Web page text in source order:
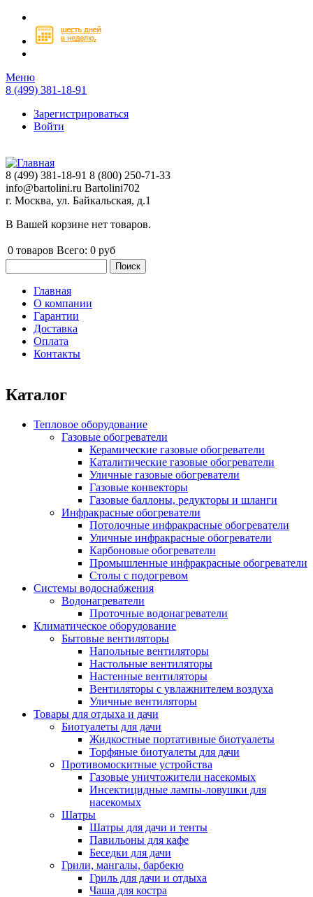
Перейти к основному содержанию
Меню
8 (499) 381-18-91
Зарегистрироваться
Войти
8 (499) 381-18-91 8 (800) 250-71-33
info@bartolini.ru Bartolini702
г. Москва, ул. Байкальская, д.1
В Вашей корзине нет товаров.
0 товаров Всего: 0 руб
Главное меню
Главная
О компании
Гарантии
Доставка
Оплата
Контакты
Каталог
Тепловое оборудование
Газовые обогреватели
Керамические газовые обогреватели
Каталитические газовые обогреватели
Уличные газовые обогреватели
Газовые конвекторы
Газовые баллоны, редукторы и шланги
Инфракрасные обогреватели
Потолочные инфракрасные обогреватели
Уличные инфракрасные обогреватели
Карбоновые обогреватели
Промышленные инфракрасные обогреватели
Столы с подогревом
Системы водоснабжения
Водонагреватели
Проточные водонагреватели
Климатическое оборудование
Бытовые вентиляторы
Напольные вентиляторы
Настольные вентиляторы
Настенные вентиляторы
Вентиляторы с увлажнителем воздуха
Уличные вентиляторы
Товары для отдыха и дачи
Биотуалеты для дачи
Жидкостные портативные биотуалеты
Торфяные биотуалеты для дачи
Противомоскитные устройства
Газовые уничтожители насекомых
Инсектицидные лампы-ловушки для
насекомых
Шатры
Шатры для дачи и тенты
Павильоны для кафе
Беседки для дачи
Грили, мангалы, барбекю
Гриль для дачи и отдыха
Чаша для костра